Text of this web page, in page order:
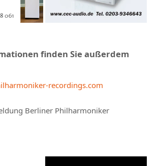
finden Sie außerdem
recordings.com
Berliner Philharmoniker